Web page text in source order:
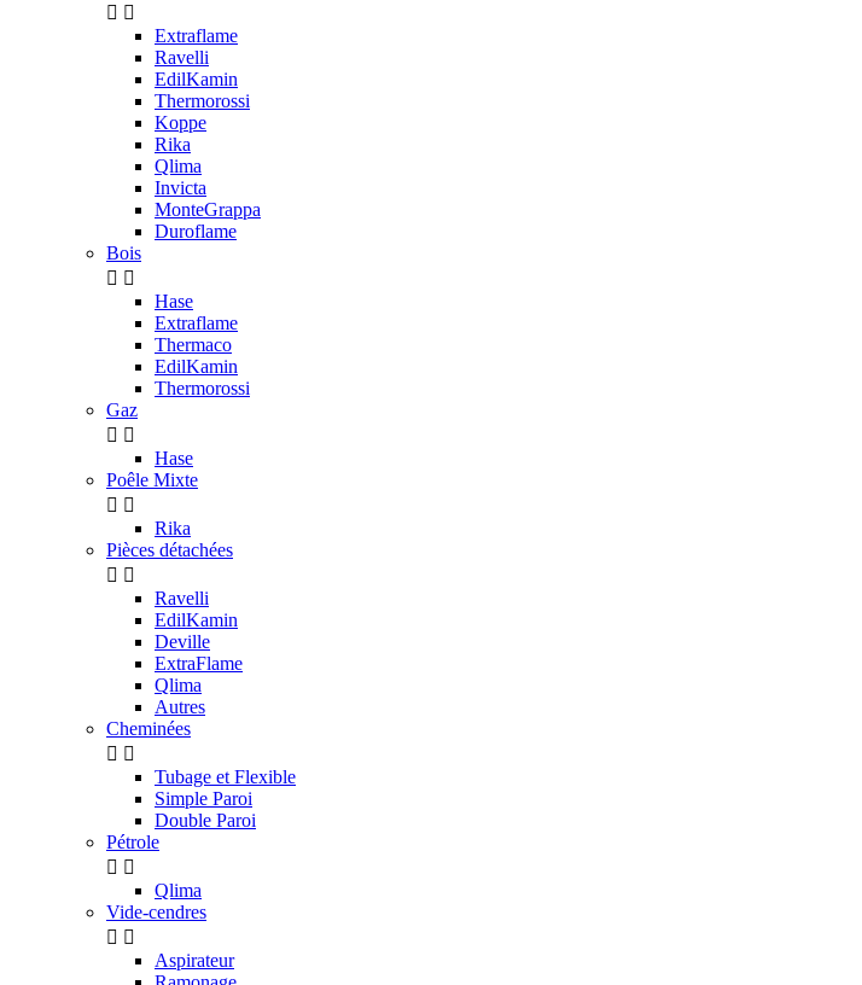
 
Extraflame
Ravelli
EdilKamin
Thermorossi
Koppe
Rika
Qlima
Invicta
MonteGrappa
Duroflame
Bois
 
Hase
Extraflame
Thermaco
EdilKamin
Thermorossi
Gaz
 
Hase
Poêle Mixte
 
Rika
Pièces détachées
 
Ravelli
EdilKamin
Deville
ExtraFlame
Qlima
Autres
Cheminées
 
Tubage et Flexible
Simple Paroi
Double Paroi
Pétrole
 
Qlima
Vide-cendres
 
Aspirateur